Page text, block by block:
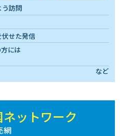
う訪問
せた発信
には
など
ットワーク
網